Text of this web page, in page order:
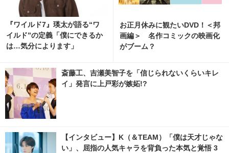
『ワイルド7』瑛太が語る“ワ
イルド”の定義「僕にできるか
は…気分によります」
お正月休みに観たいDVD！＜邦
画編＞ 名作コミックの映画化
がブーム？
斎藤工、吉瀬美智子を「信じられないくらいキレ
イ」発言に上戸彩が嫉妬!?
【インタビュー】K（＆TEAM）「僕は天才じゃな
い」、屈指の人気キャラを背負った本気と覚悟 3